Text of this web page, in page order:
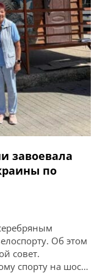
завоевала
по
Об этом
совет.
спорту на шоссе